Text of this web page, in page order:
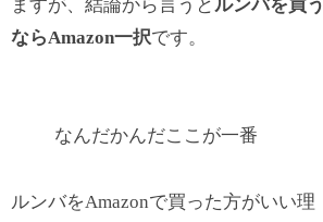
ますが、結論から言うと ルンバを買う
ならAmazon一択です。
なんだかんだここが一番
ルンバをAmazonで買った方がいい理